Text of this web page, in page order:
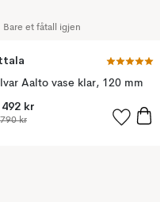
Bare et fåtall igjen
Aalto vase klar, 120 mm
492 kr
kr